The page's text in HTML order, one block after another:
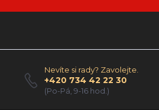
Nevíte si rady? Zavolejte.
+420 734 42 22 30
(Po-Pá, 9-16 hod.)